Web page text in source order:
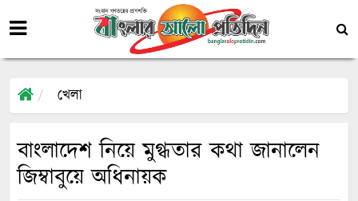
খেলা
বাংলাদেশ নিয়ে মুগ্ধতার কথা জানালেন
জিম্বাবুয়ে অধিনায়ক